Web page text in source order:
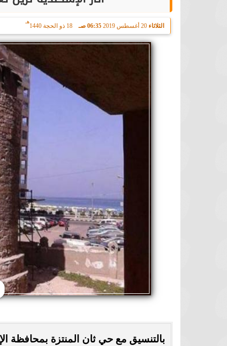
الثلاثاء 20 أغسطس 2019 06:35 صـ 18 ذو الحجة 1440
هـ
بالتنسيق مع حي ثان المنتزة بمحافظة